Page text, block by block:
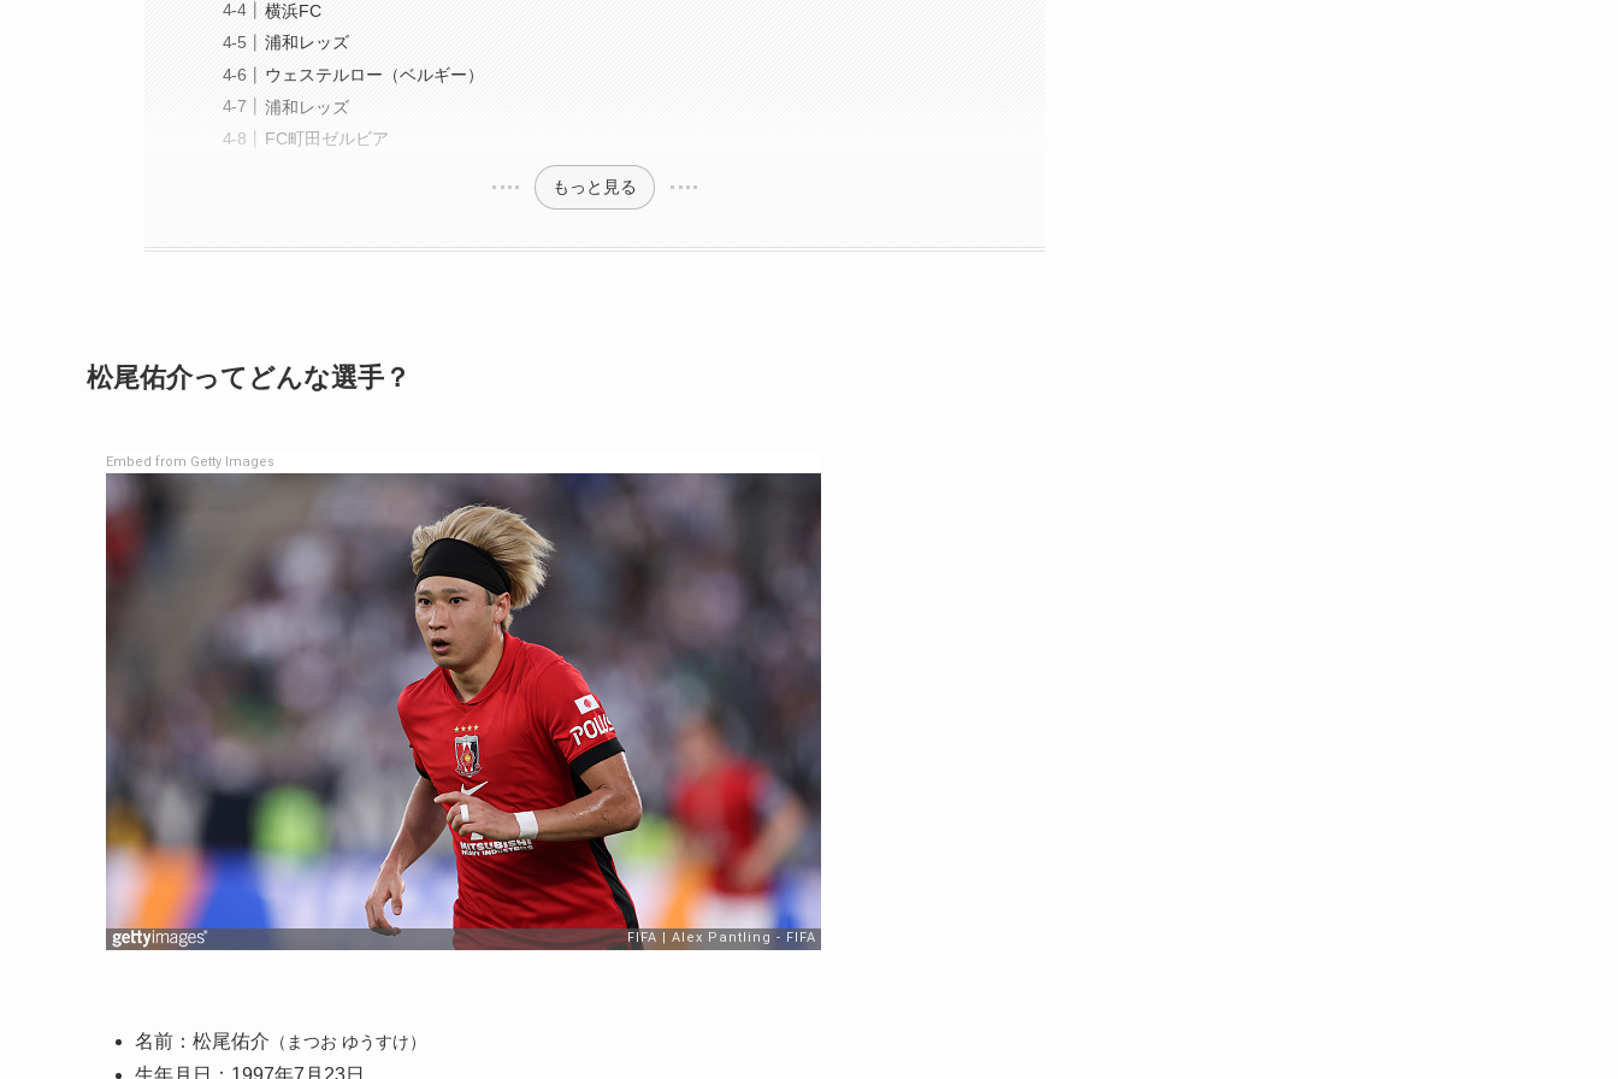
横浜FC
浦和レッズ
ウェステルロー（ベルギー）
浦和レッズ
FC町田ゼルビア
もっと見る
松尾佑介ってどんな選手？
Embed from Getty Images
名前：松尾佑介 （まつお ゆうすけ）
生年月日：1997年7月23日